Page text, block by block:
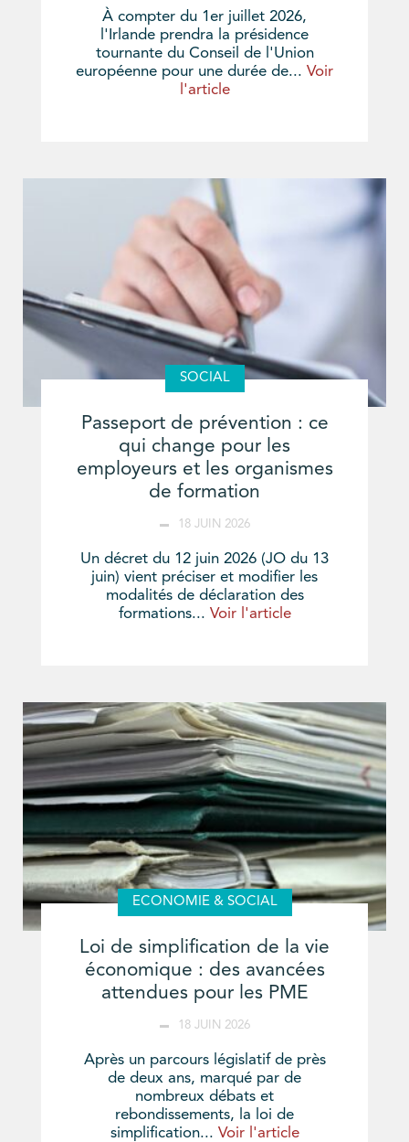
À compter du 1er juillet 2026,
l'Irlande prendra la présidence
tournante du Conseil de l'Union
européenne pour une durée de... Voir
l'article
SOCIAL
Passeport de prévention : ce
qui change pour les
employeurs et les organismes
de formation
18 JUIN 2026
Un décret du 12 juin 2026 (JO du 13
juin) vient préciser et modifier les
modalités de déclaration des
formations... Voir l'article
ECONOMIE & SOCIAL
Loi de simplification de la vie
économique : des avancées
attendues pour les PME
18 JUIN 2026
Après un parcours législatif de près
de deux ans, marqué par de
nombreux débats et
rebondissements, la loi de
simplification... Voir l'article